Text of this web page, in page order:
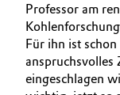
Professor am
Für ihn ist
anspruchsvolles
eingeschlagen